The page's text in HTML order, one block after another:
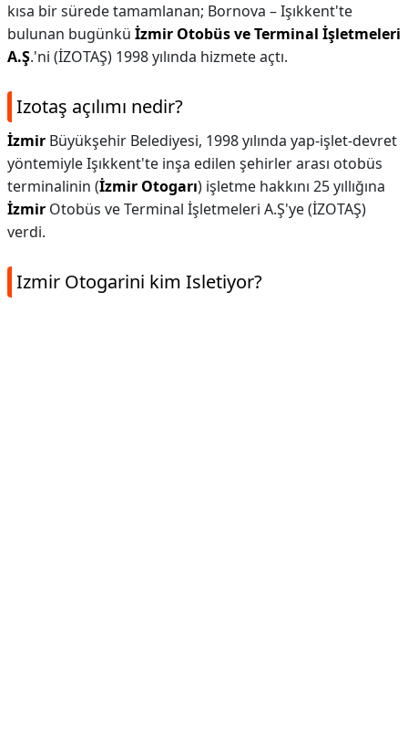
kısa bir sürede tamamlanan; Bornova – Işıkkent'te
bulunan bugünkü İzmir Otobüs ve Terminal İşletmeleri
A.Ş.'ni (İZOTAŞ) 1998 yılında hizmete açtı.
Izotaş açılımı nedir?
İzmir Büyükşehir Belediyesi, 1998 yılında yap-işlet-devret
yöntemiyle Işıkkent'te inşa edilen şehirler arası otobüs
terminalinin (İzmir Otogarı) işletme hakkını 25 yıllığına
İzmir Otobüs ve Terminal İşletmeleri A.Ş'ye (İZOTAŞ)
verdi.
Izmir Otogarini kim Isletiyor?